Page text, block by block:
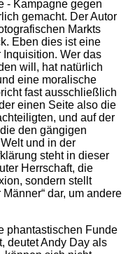
- Kampagne gegen
gemacht. Der Autor
Markts
Eben dies ist eine
Inquisition. Wer das
will, hat natürlich
eine moralische
fast ausschließlich
einen Seite also die
und auf der
den gängigen
und in der
steht in dieser
Herrschaft, die
sondern stellt
dar, um andere
phantastischen Funde
deutet Andy Day als